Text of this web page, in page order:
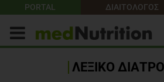
PORTAL ΔΙΑΙΤΟΛΟΓΟΣ
ΛΕΞΙΚΟ